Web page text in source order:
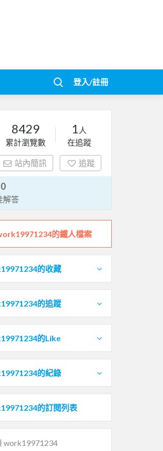
登入/註冊
8429
累計瀏覽數
1 人
在追蹤
站內簡訊 追蹤
0
解答
的鐵人檔案
的收藏
的追蹤
的Like
的紀錄
的訂閱列表
work19971234